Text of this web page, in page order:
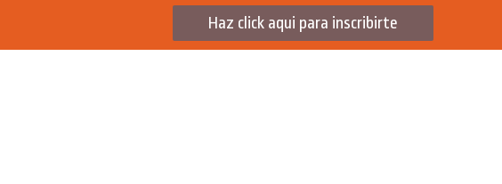
Haz click aqui para inscribirte